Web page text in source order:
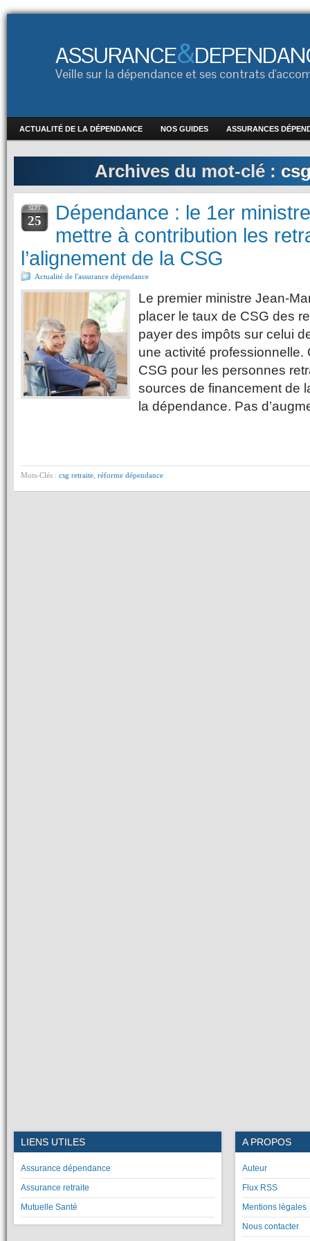
ASSURANCE&
Veille sur la dépendance et ses contrats
ACTUALITÉ DE LA DÉPENDANCE NOS GUIDES ASSURANCES
Archives du mot-clé :
SEPT
25
Dépendance : le 1er
mettre à contribution les
l’alignement de la CSG
Actualité de l'assurance dépendance
Le premier ministre Jean-
placer le taux de CSG des
payer des impôts sur celui
une activité professionnelle.
CSG pour les personnes
sources de financement de
la dépendance. Pas
Mots-Clés : csg retraite réforme dépendance
LIENS UTILES
Assurance dépendance
Assurance retraite
Mutuelle Santé
A PROPOS
Auteur
Flux RSS
Mentions légales
Nous contacter